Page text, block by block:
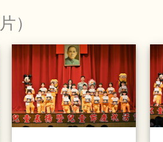
）
20230330模範生頒獎